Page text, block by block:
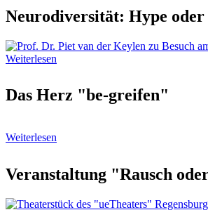
Neurodiversität: Hype
Weiterlesen
Das Herz "be-greifen"
Weiterlesen
Veranstaltung "Rausch